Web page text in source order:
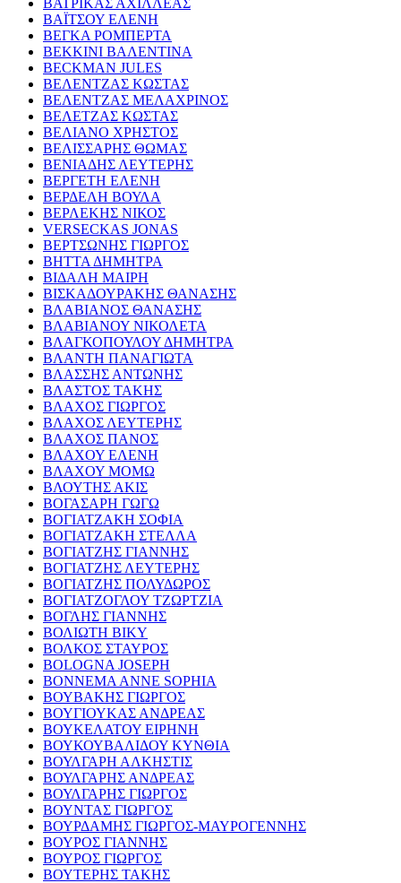
ΒΑΤΡΙΚΑΣ ΑΧΙΛΛΕΑΣ
ΒΑΪΤΣΟΥ ΕΛΕΝΗ
ΒΕΓΚΑ ΡΟΜΠΕΡΤΑ
ΒΕΚΚΙΝΙ ΒΑΛΕΝΤΙΝΑ
BECKMAN JULES
ΒΕΛΕΝΤΖΑΣ ΚΩΣΤΑΣ
ΒΕΛΕΝΤΖΑΣ ΜΕΛΑΧΡΙΝΟΣ
ΒΕΛΕΤΖΑΣ ΚΩΣΤΑΣ
ΒΕΛΙΑΝΟ ΧΡΗΣΤΟΣ
ΒΕΛΙΣΣΑΡΗΣ ΘΩΜΑΣ
ΒΕΝΙΑΔΗΣ ΛΕΥΤΕΡΗΣ
ΒΕΡΓΕΤΗ ΕΛΕΝΗ
ΒΕΡΔΕΛΗ ΒΟΥΛΑ
ΒΕΡΛΕΚΗΣ ΝΙΚΟΣ
VERSECKAS JONAS
ΒΕΡΤΣΩΝΗΣ ΓΙΩΡΓΟΣ
ΒΗΤΤΑ ΔΗΜΗΤΡΑ
ΒΙΔΑΛΗ ΜΑΙΡΗ
ΒΙΣΚΑΔΟΥΡΑΚΗΣ ΘΑΝΑΣΗΣ
ΒΛΑΒΙΑΝΟΣ ΘΑΝΑΣΗΣ
ΒΛΑΒΙΑΝΟΥ ΝΙΚΟΛΕΤΑ
ΒΛΑΓΚΟΠΟΥΛΟΥ ΔΗΜΗΤΡΑ
ΒΛΑΝΤΗ ΠΑΝΑΓΙΩΤΑ
ΒΛΑΣΣΗΣ ΑΝΤΩΝΗΣ
ΒΛΑΣΤΟΣ ΤΑΚΗΣ
ΒΛΑΧΟΣ ΓΙΩΡΓΟΣ
ΒΛΑΧΟΣ ΛΕΥΤΕΡΗΣ
ΒΛΑΧΟΣ ΠΑΝΟΣ
ΒΛΑΧΟΥ ΕΛΕΝΗ
ΒΛΑΧΟΥ ΜΟΜΩ
ΒΛΟΥΤΗΣ ΑΚΙΣ
ΒΟΓΑΣΑΡΗ ΓΩΓΩ
ΒΟΓΙΑΤΖΑΚΗ ΣΟΦΙΑ
ΒΟΓΙΑΤΖΑΚΗ ΣΤΕΛΛΑ
ΒΟΓΙΑΤΖΗΣ ΓΙΑΝΝΗΣ
ΒΟΓΙΑΤΖΗΣ ΛΕΥΤΕΡΗΣ
ΒΟΓΙΑΤΖΗΣ ΠΟΛΥΔΩΡΟΣ
ΒΟΓΙΑΤΖΟΓΛΟΥ ΤΖΩΡΤΖΙΑ
ΒΟΓΛΗΣ ΓΙΑΝΝΗΣ
ΒΟΛΙΩΤΗ ΒΙΚΥ
ΒΟΛΚΟΣ ΣΤΑΥΡΟΣ
BOLOGNA JOSEPH
BONNEMA ANNE SOPHIA
ΒΟΥΒΑΚΗΣ ΓΙΩΡΓΟΣ
ΒΟΥΓΙΟΥΚΑΣ ΑΝΔΡΕΑΣ
ΒΟΥΚΕΛΑΤΟΥ ΕΙΡΗΝΗ
ΒΟΥΚΟΥΒΑΛΙΔΟΥ ΚΥΝΘΙΑ
ΒΟΥΛΓΑΡΗ ΑΛΚΗΣΤΙΣ
ΒΟΥΛΓΑΡΗΣ ΑΝΔΡΕΑΣ
ΒΟΥΛΓΑΡΗΣ ΓΙΩΡΓΟΣ
ΒΟΥΝΤΑΣ ΓΙΩΡΓΟΣ
ΒΟΥΡΔΑΜΗΣ ΓΙΩΡΓΟΣ-ΜΑΥΡΟΓΕΝΝΗΣ
ΒΟΥΡΟΣ ΓΙΑΝΝΗΣ
ΒΟΥΡΟΣ ΓΙΩΡΓΟΣ
ΒΟΥΤΕΡΗΣ ΤΑΚΗΣ